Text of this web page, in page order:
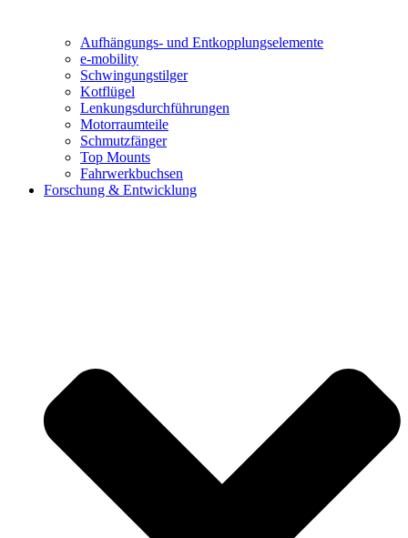
Aufhängungs- und Entkopplungselemente
e-mobility
Schwingungstilger
Kotflügel
Lenkungsdurchführungen
Motorraumteile
Schmutzfänger
Top Mounts
Fahrwerkbuchsen
Forschung & Entwicklung